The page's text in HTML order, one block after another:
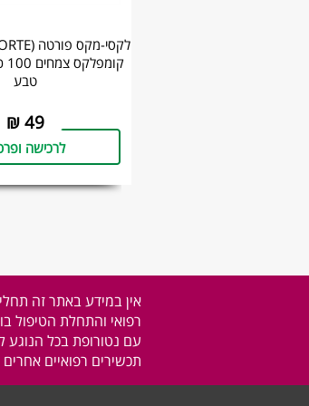
טבע
49
₪
לרכישה
אין במידע באתר זה
רפואי והתחלת הטיפול
עם נטורופת בכל הנוגע
תכשירים רפואיים אחרים